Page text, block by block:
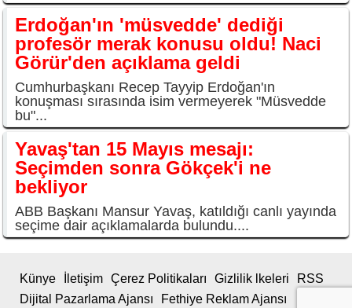
Erdoğan'ın 'müsvedde' dediği
profesör merak konusu oldu! Naci
Görür'den açıklama geldi
Cumhurbaşkanı Recep Tayyip Erdoğan'ın
konuşması sırasında isim vermeyerek "Müsvedde
bu"...
Yavaş'tan 15 Mayıs mesajı:
Seçimden sonra Gökçek'i ne
bekliyor
ABB Başkanı Mansur Yavaş, katıldığı canlı yayında
seçime dair açıklamalarda bulundu....
Künye İletişim Çerez Politikaları Gizlilik lkeleri
RSS
Dijital Pazarlama Ajansı
Fethiye Reklam Ajansı